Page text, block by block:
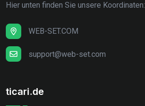
Hier unten finden Sie unsere Koordinaten:
WEB-SET.COM
support@web-set.com
ticari.de